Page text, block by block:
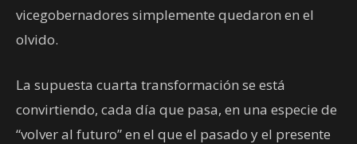
vicegobernadores simplemente quedaron en el
olvido.
La supuesta cuarta transformación se está
convirtiendo, cada día que pasa, en una especie de
“volver al futuro” en el que el pasado y el presente